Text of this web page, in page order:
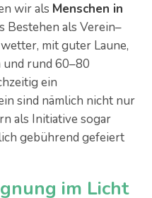
wir als Menschen in
Bestehen als Verein–
mit guter Laune,
und rund 60–80
ein
sind nämlich nicht nur
als Initiative sogar
gebührend gefeiert
im Licht